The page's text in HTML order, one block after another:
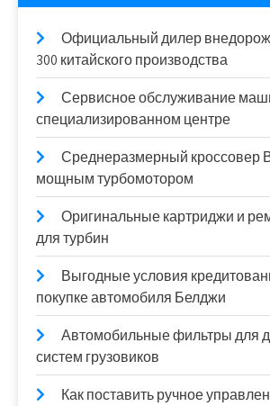
Официальный дилер
300 китайского производства
Сервисное обслуживание
специализированном центре
Среднеразмерный кроссовер
мощным турбомотором
Оригинальные картриджи и
для турбин
Выгодные условия
покупке автомобиля Белджи
Автомобильные фильтры для
систем грузовиков
Как поставить ручное